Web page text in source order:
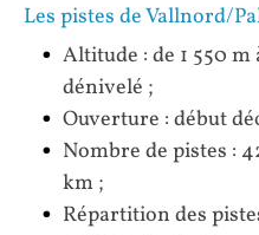
Les pistes de Vallnord/
Altitude : de 1 550 m
dénivelé ;
Ouverture : début
Nombre de pistes :
km ;
Répartition des